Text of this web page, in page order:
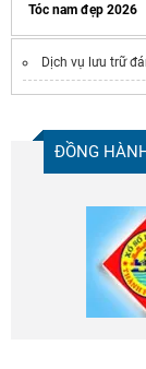
Tóc nam đẹp 2026
Dịch vụ lưu trữ
ĐỒNG